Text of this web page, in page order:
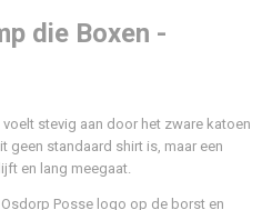
die Boxen -
stevig aan door het zware katoen
geen standaard shirt is, maar een
en lang meegaat.
Posse logo op de borst en